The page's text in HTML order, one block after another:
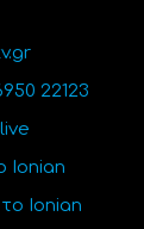
22123
Ionian
Ionian